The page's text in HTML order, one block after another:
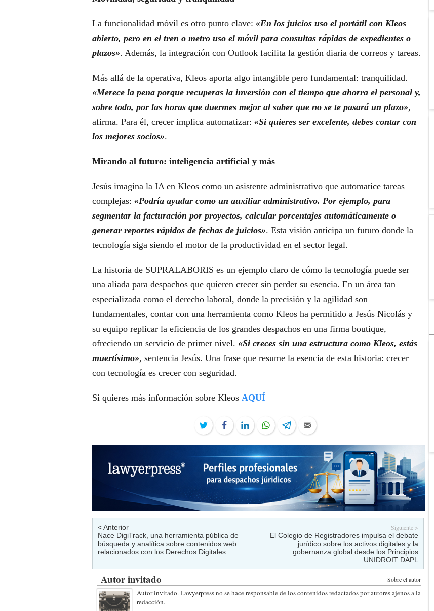
La funcionalidad móvil es otro punto clave: «En los juicios uso el portátil con Kleos
abierto, pero en el tren o metro uso el móvil para consultas rápidas de expedientes o
plazos». Además, la integración con Outlook facilita la gestión diaria de correos y tareas.
Más allá de la operativa, Kleos aporta algo intangible pero fundamental: tranquilidad.
«Merece la pena porque recuperas la inversión con el tiempo que ahorra el personal y,
sobre todo, por las horas que duermes mejor al saber que no se te pasará un plazo»,
afirma. Para él, crecer implica automatizar: «Si quieres ser excelente, debes contar con
los mejores socios».
Mirando al futuro: inteligencia artificial y más
Jesús imagina la IA en Kleos como un asistente administrativo que automatice tareas
complejas: «Podría ayudar como un auxiliar administrativo. Por ejemplo, para
segmentar la facturación por proyectos, calcular porcentajes automáticamente o
generar reportes rápidos de fechas de juicios». Esta visión anticipa un futuro donde la
tecnología siga siendo el motor de la productividad en el sector legal.
La historia de SUPRALABORIS es un ejemplo claro de cómo la tecnología puede ser
una aliada para despachos que quieren crecer sin perder su esencia. En un área tan
especializada como el derecho laboral, donde la precisión y la agilidad son
fundamentales, contar con una herramienta como Kleos ha permitido a Jesús Nicolás y
su equipo replicar la eficiencia de los grandes despachos en una firma boutique,
ofreciendo un servicio de primer nivel. «Si creces sin una estructura como Kleos, estás
muertísimo», sentencia Jesús. Una frase que resume la esencia de esta historia: crecer
con tecnología es crecer con seguridad.
Si quieres más información sobre Kleos AQUÍ
TwitterFacebookLinkedInWhatsAppTelegramEmail
< Anterior
Nace DigiTrack, una herramienta pública de
búsqueda y analítica sobre contenidos web
relacionados con los Derechos Digitales
Siguiente >
El Colegio de Registradores impulsa el debate
jurídico sobre los activos digitales y la
gobernanza global desde los Principios
UNIDROIT DAPL
Sobre el autor
Autor invitado
Autor invitado. Lawyerpress no se hace responsable de los contenidos redactados por autores ajenos a la
redacción.